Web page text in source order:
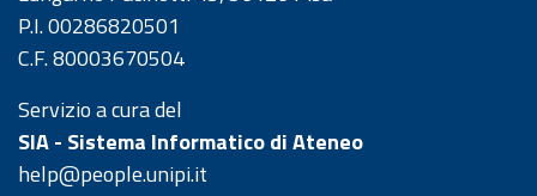
P.I. 00286820501
C.F. 80003670504
Servizio a cura del
SIA - Sistema Informatico di Ateneo
help@people.unipi.it